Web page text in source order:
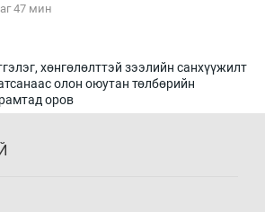
47 мин
хөнгөлөлттэй зээлийн санхүүжилт
олон оюутан төлбөрийн
оров
47 мин